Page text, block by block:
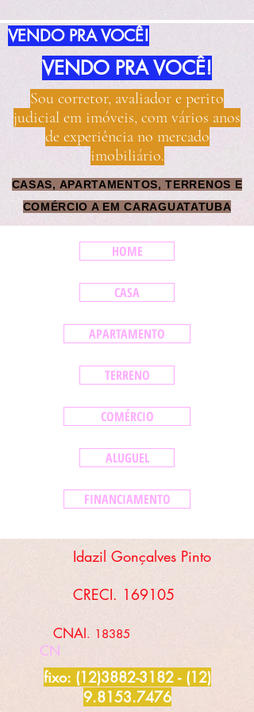
CASAS, APARTAMENTOS, TERRENOS E
COMÉRCIO A EM CARAGUATATUBA
VENDO PRA VOCÊ!
Sou corretor, avaliador e perito
judicial em imóveis, com vários anos
de experiência no mercado
imobiliário.
VENDO PRA VOCÊ!
HOME
CASA
APARTAMENTO
TERRENO
COMÉRCIO
ALUGUEL
FINANCIAMENTO
Idazil Gonçalves Pinto
CRECI. 169105
CNAI. 18385
CN
fixo: (12)3882-3182 - (12)
9.8153.7476